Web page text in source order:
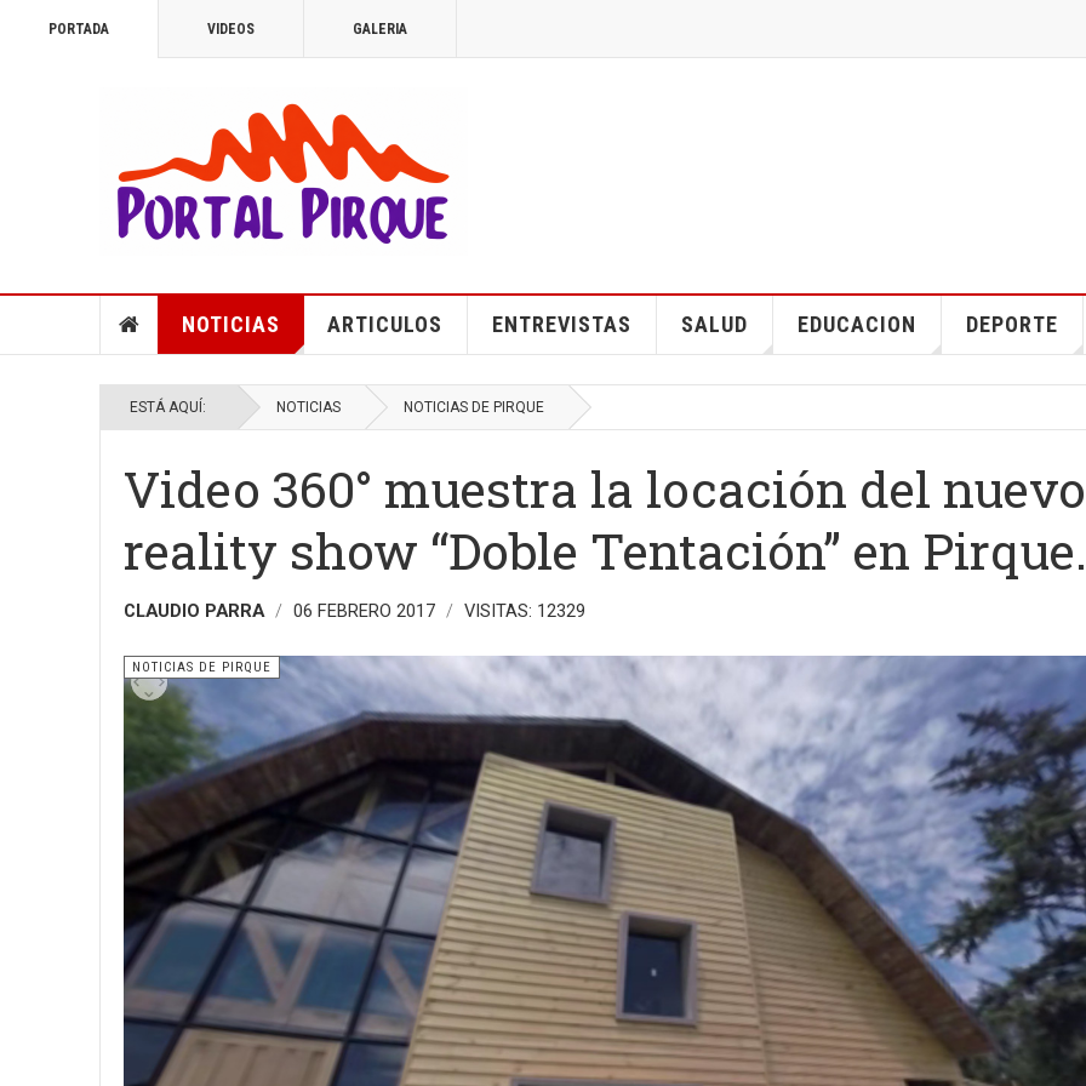
PORTADA VIDEOS GALERIA
NOTICIAS ARTICULOS ENTREVISTAS SALUD EDUCACION DEPORTE
ESTÁ AQUÍ: NOTICIAS NOTICIAS DE PIRQUE
Video 360° muestra la locación del nuevo
reality show “Doble Tentación” en Pirque.
CLAUDIO PARRA 06 FEBRERO 2017 VISITAS: 12329
NOTICIAS DE PIRQUE